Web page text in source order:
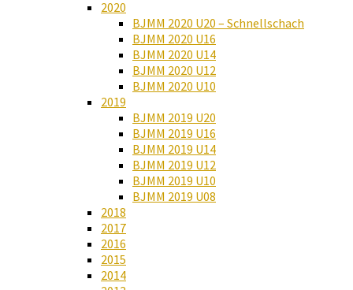
2020
BJMM 2020 U20 – Schnellschach
BJMM 2020 U16
BJMM 2020 U14
BJMM 2020 U12
BJMM 2020 U10
2019
BJMM 2019 U20
BJMM 2019 U16
BJMM 2019 U14
BJMM 2019 U12
BJMM 2019 U10
BJMM 2019 U08
2018
2017
2016
2015
2014